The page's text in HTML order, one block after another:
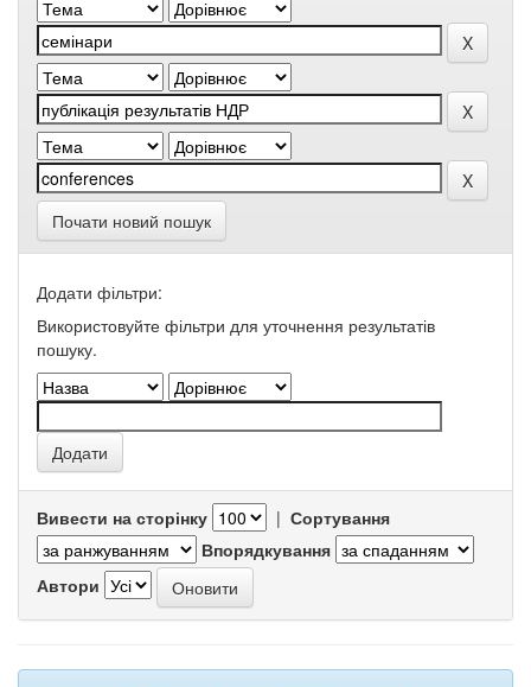
Почати новий пошук
Додати фільтри:
Використовуйте фільтри для уточнення результатів
пошуку.
Вивести на сторінку | Сортування
Впорядкування
Автори